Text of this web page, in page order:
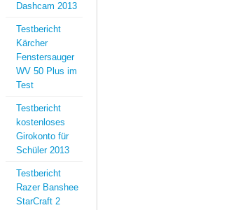
Dashcam 2013
Testbericht
Kärcher
Fenstersauger
WV 50 Plus im
Test
Testbericht
kostenloses
Girokonto für
Schüler 2013
Testbericht
Razer Banshee
StarCraft 2